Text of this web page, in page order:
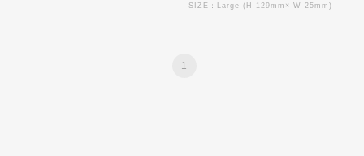
SIZE：Large (H 129mm× W 25mm)
1